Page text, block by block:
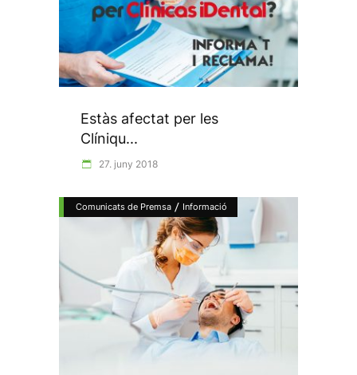
Estàs afectat per les
Clíniqu...
27. juny 2018
Comunicats de Premsa / Informació